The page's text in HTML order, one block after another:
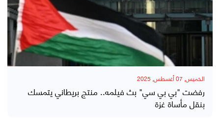
الخميس, 07 أغسطس, 2025
رفضت "بي بي سي" بث فيلمه.. منتج بريطاني يتمسك
بنقل مأساة غزة